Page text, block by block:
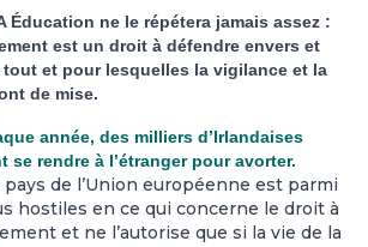
Éducation ne le répétera jamais assez :
est un droit à défendre envers et
et pour lesquelles la vigilance et la
de mise.
année, des milliers d’Irlandaises
se rendre à l’étranger pour avorter.
pays de l’Union européenne est parmi
hostiles en ce qui concerne le droit à
et ne l’autorise que si la vie de la